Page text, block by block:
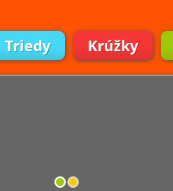
Triedy Krúžky